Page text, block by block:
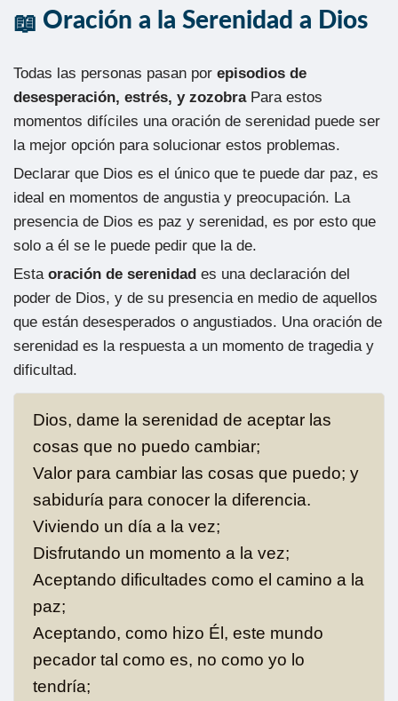
Oración a la Serenidad a Dios
Todas las personas pasan por episodios de
desesperación, estrés, y zozobraPara estos
momentos difíciles una oración de serenidad puede ser
la mejor opción para solucionar estos problemas.
Declarar que Dios es el único que te puede dar paz, es
ideal en momentos de angustia y preocupación. La
presencia de Dios es paz y serenidad, es por esto que
solo a él se le puede pedir que la de.
Esta oración de serenidad es una declaración del
poder de Dios, y de su presencia en medio de aquellos
que están desesperados o angustiados. Una oración de
serenidad es la respuesta a un momento de tragedia y
dificultad.
Dios, dame la serenidad de aceptar las
cosas que no puedo cambiar;
Valor para cambiar las cosas que puedo; y
sabiduría para conocer la diferencia.
Viviendo un día a la vez;
Disfrutando un momento a la vez;
Aceptando dificultades como el camino a la
paz;
Aceptando, como hizo Él, este mundo
pecador tal como es, no como yo lo
tendría;